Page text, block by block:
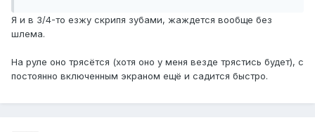
Я и в 3/4-то езжу скрипя зубами, жаждется вообще без
шлема.
На руле оно трясётся (хотя оно у меня везде трястись будет), с
постоянно включенным экраном ещё и садится быстро.